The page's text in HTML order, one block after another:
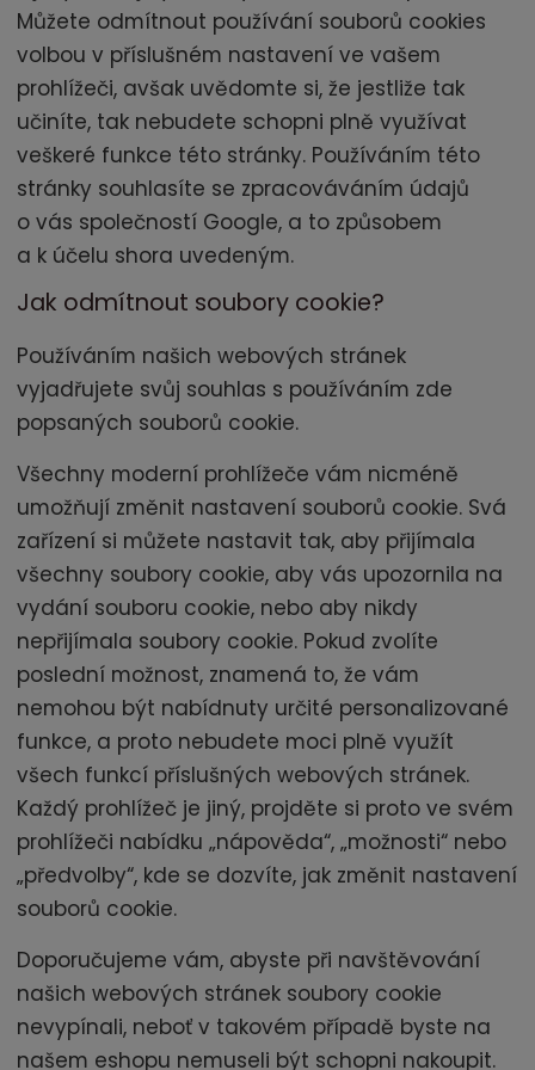
Můžete odmítnout používání souborů cookies
volbou v příslušném nastavení ve vašem
prohlížeči, avšak uvědomte si, že jestliže tak
učiníte, tak nebudete schopni plně využívat
veškeré funkce této stránky. Používáním této
stránky souhlasíte se zpracováváním údajů
o vás společností Google, a to způsobem
a k účelu shora uvedeným.
Jak odmítnout soubory cookie?
Používáním našich webových stránek
vyjadřujete svůj souhlas s používáním zde
popsaných souborů cookie.
Všechny moderní prohlížeče vám nicméně
umožňují změnit nastavení souborů cookie. Svá
zařízení si můžete nastavit tak, aby přijímala
všechny soubory cookie, aby vás upozornila na
vydání souboru cookie, nebo aby nikdy
nepřijímala soubory cookie. Pokud zvolíte
poslední možnost, znamená to, že vám
nemohou být nabídnuty určité personalizované
funkce, a proto nebudete moci plně využít
všech funkcí příslušných webových stránek.
Každý prohlížeč je jiný, projděte si proto ve svém
prohlížeči nabídku „nápověda“, „možnosti“ nebo
„předvolby“, kde se dozvíte, jak změnit nastavení
souborů cookie.
Doporučujeme vám, abyste při navštěvování
našich webových stránek soubory cookie
nevypínali, neboť v takovém případě byste na
našem eshopu nemuseli být schopni nakoupit.